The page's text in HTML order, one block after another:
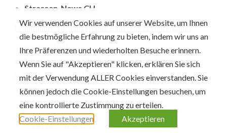
August 2026
D M D F S
S
1
2
12 13 14
16
18 19 20 21 22 23
25 26 27 28 29 30
A13 Landquart-Sarganserland: Baustelle in Winterpause
4. Dezember 2025
A1 Nordumfahrung Zürich: Sanierung der 2. Röhre des
Wir verwenden Cookies auf unserer Website, um Ihnen
die bestmögliche Erfahrung zu bieten, indem wir uns an
Ihre Präferenzen und wiederholten Besuche erinnern.
Wenn Sie auf "Akzeptieren" klicken, erklären Sie sich
mit der Verwendung ALLER Cookies einverstanden. Sie
können jedoch die Cookie-Einstellungen besuchen, um
eine kontrollierte Zustimmung zu erteilen.
Cookie-Einstellungen
Akzeptieren